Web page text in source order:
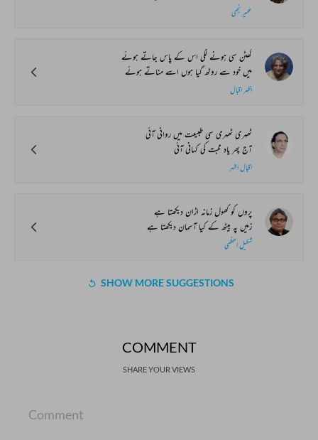
عمیر نجمی
گھٹن سی ہونے لگی اس کے پاس جاتے ہوئے
میں خود سے روٹھ گیا ہوں اسے مناتے ہوئے
اظہر اقبال
ٹھہری ٹھہری سی طبیعت میں روانی آئی
آج پھر یاد محبت کی کہانی آئی
اقبال اشہر
پروں کو کھول زمانہ اڑان دیکھتا ہے
زمیں پہ بیٹھ کے کیا آسمان دیکھتا ہے
شکیل اعظمی
SHOW MORE SUGGESTIONS
COMMENT
SHARE YOUR VIEWS
Comment